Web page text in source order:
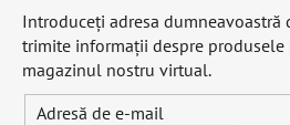
Introduceţi adresa dumneavoastră
trimite informaţii despre
magazinul nostru virtual.
Adresă de e-mail